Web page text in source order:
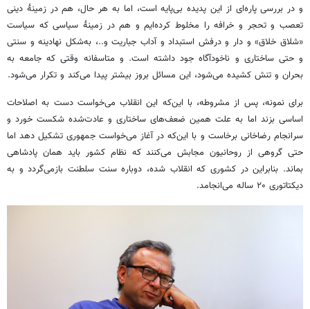
و در بررسی پاره‌ای از این پدیده بی‌پایه است، اما به هر حال، هم در زمینهٔ دینی
تعصب و تحجر و خرافه را مخلوط کرده‌ایم و هم در زمینهٔ سیاسی که سیاست
«شلاق خلاق» و دار و درفش استبداد و آداب جباریت و..، به‌شکل نهادینه و سنتی
و حتی ساختاری و ناخودآگاه جود داشته است. و متاسفانه وقتی که جامعه به
بحران و تنش کشیده می‌شود، این مسائل بروز بیشتر پیدا می‌کند و تکرار می‌شود.
برای نمونه، پس از مشروطه، با این‌که این انقلاب می‌خواست دست به اصلاحات
اساسی بزند اما به علت همین ضعف‌های ساختاری و عادت‌شده شکست خورد و
سرانجام رضاخانی برخاست و با این‌که در آغاز می‌خواست جمهوری تشکیل دهد اما
حتی گروهی از روحانیون مجابش می‌کنند که نظام کشور باید همان پادشاهی
بماند. بنابراین در کشوری که انقلاب شده، دوباره سنت سلطنت بازمی‌گردد و به
دیکتاتوری ۲۰ ساله می‌انجامد.